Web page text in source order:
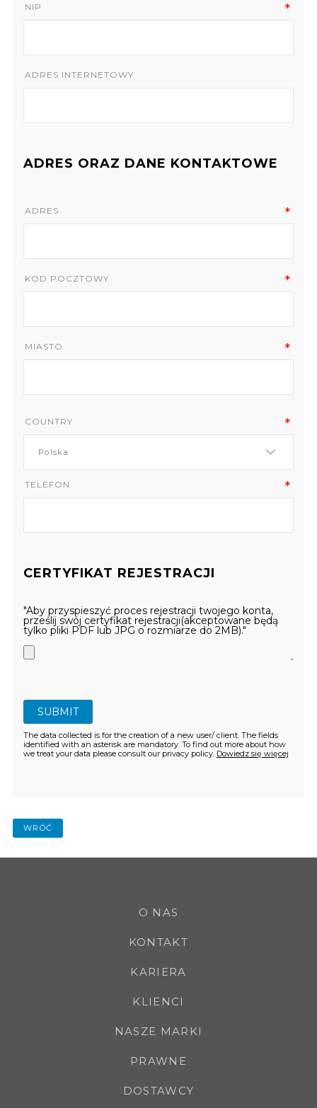
NIP
ADRES INTERNETOWY
ADRES ORAZ DANE KONTAKTOWE
ADRES
KOD POCZTOWY
MIASTO
COUNTRY
TELEFON
CERTYFIKAT REJESTRACJI
"Aby przyspieszyć proces rejestracji twojego konta,
prześlij swój certyfikat rejestracji(akceptowane będą
tylko pliki PDF lub JPG o rozmiarze do 2MB)."
The data collected is for the creation of a new user/ client. The fields
identified with an asterisk are mandatory. To find out more about how
we treat your data please consult our privacy policy. Dowiedz się więcej
WRÓĆ
O NAS
KONTAKT
KARIERA
KLIENCI
NASZE MARKI
PRAWNE
DOSTAWCY